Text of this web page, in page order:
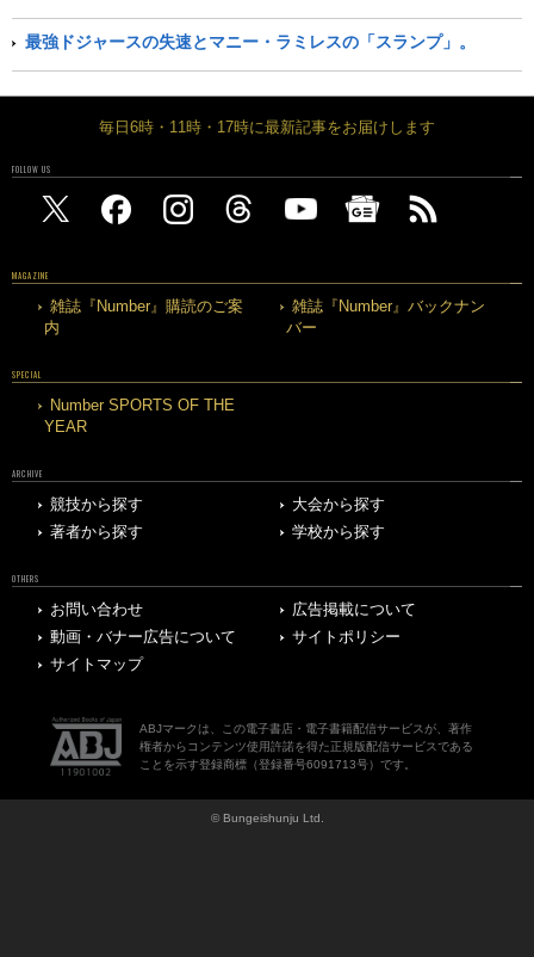
最強ドジャースの失速とマニー・ラミレスの「スランプ」。
毎日6時・11時・17時に最新記事をお届けします
FOLLOW US
MAGAZINE
雑誌『Number』購読のご案
内
雑誌『Number』バックナン
バー
SPECIAL
Number SPORTS OF THE
YEAR
ARCHIVE
競技から探す
大会から探す
著者から探す
学校から探す
OTHERS
お問い合わせ
広告掲載について
動画・バナー広告について
サイトポリシー
サイトマップ
ABJマークは、この電子書店・電子書籍配信サービスが、著作
権者からコンテンツ使用許諾を得た正規版配信サービスである
ことを示す登録商標（登録番号6091713号）です。
© Bungeishunju Ltd.